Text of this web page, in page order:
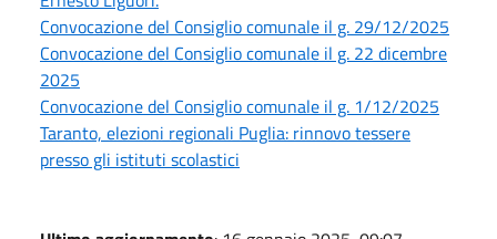
Convocazione del Consiglio comunale il g. 29/12/2025
Convocazione del Consiglio comunale il g. 22 dicembre
2025
Convocazione del Consiglio comunale il g. 1/12/2025
Taranto, elezioni regionali Puglia: rinnovo tessere
presso gli istituti scolastici